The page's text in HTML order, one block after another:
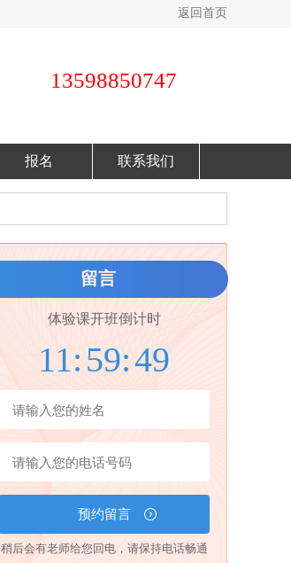
返回首页
13598850747
报名 联系我们
留言
体验课开班倒计时
11: 59:48
稍后会有老师给您回电，请保持电话畅通